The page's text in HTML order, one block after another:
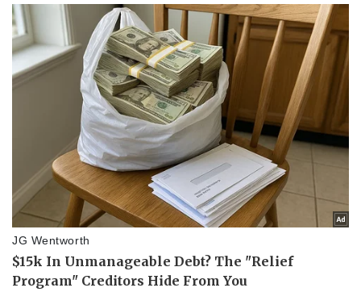
Pháp luật
Vụ án
Tin nóng
Tư vấn luật
Quân sự - Quốc phòng
Vũ khí
Việt Nam